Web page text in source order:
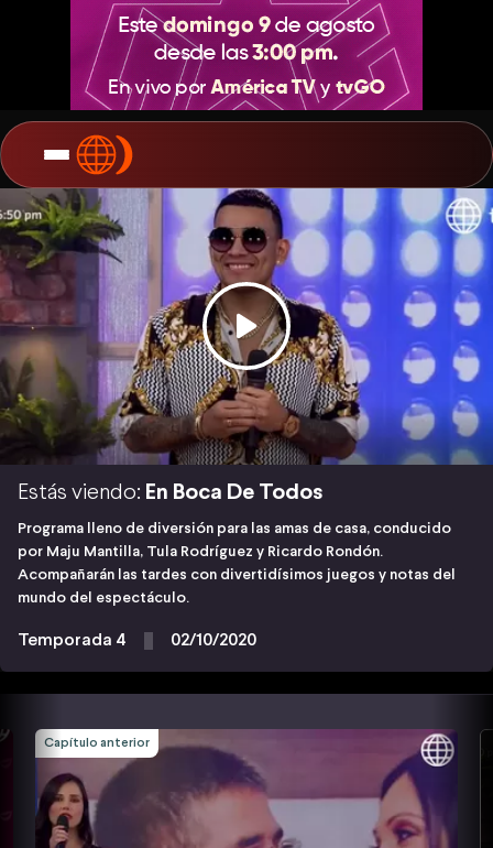
Estás viendo: En Boca De Todos
Programa lleno de diversión para las amas de casa, conducido
por Maju Mantilla, Tula Rodríguez y Ricardo Rondón.
Acompañarán las tardes con divertidísimos juegos y notas del
mundo del espectáculo.
Temporada 4 02/10/2020
Capítulo anterior